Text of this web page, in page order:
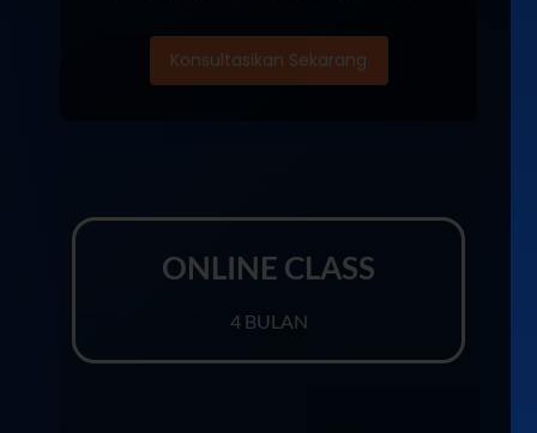
Konsultasikan Sekarang
ONLINE CLASS
4 BULAN